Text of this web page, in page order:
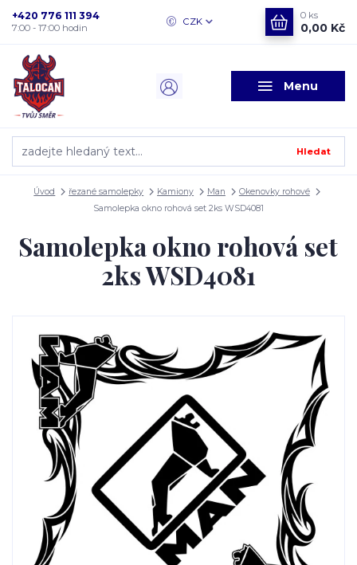
Menu
CZK
Hledat
+420 776 111 394
7:00 - 17:00 hodin
0 ks
0,00 Kč
Úvod řezané samolepky Kamiony Man
Okenovky rohové
Samolepka okno rohová set 2ks WSD4081
Samolepka okno rohová set
2ks WSD4081